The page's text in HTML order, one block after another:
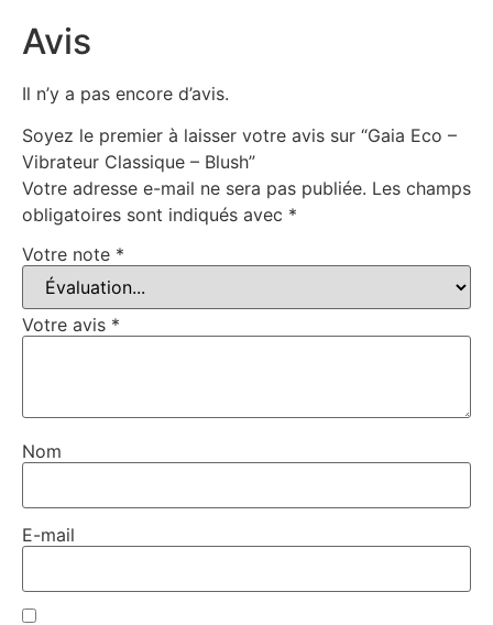
Avis
Il n’y a pas encore d’avis.
Soyez le premier à laisser votre avis sur “Gaia Eco –
Vibrateur Classique – Blush”
Votre adresse e-mail ne sera pas publiée. Les champs
obligatoires sont indiqués avec *
Votre note *
Votre avis *
Nom
E-mail